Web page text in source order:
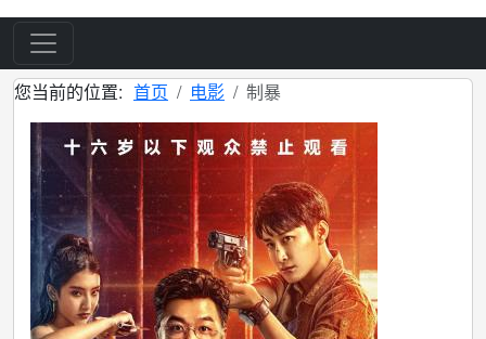
您当前的位置: 首页 电影 制暴